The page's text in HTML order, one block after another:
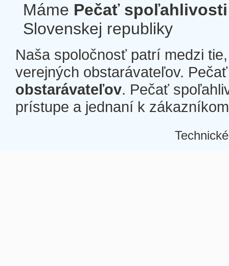
Máme Pečať spoľahlivosti
Slovenskej republiky
Naša spoločnosť patrí medzi
verejných obstarávateľov.
obstarávateľov. Pečať
prístupe a jednaní k